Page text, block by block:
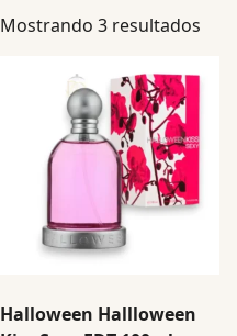
Mostrando 3 resultados
Halloween Hallloween